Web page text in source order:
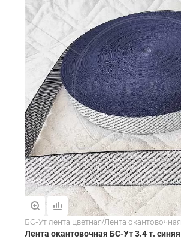
БС-Ут лента цветная/Лента окантовочная
Лента окантовочная БС-Ут 3.4 т. синяя